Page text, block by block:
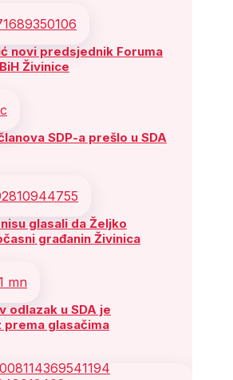
novi predsjednik Foruma
Živinice
SDP-a prešlo u SDA
glasali da Željko
građanin Živinica
odlazak u SDA je
glasačima